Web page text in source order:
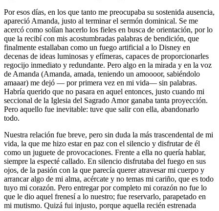
Por esos días, en los que tanto me preocupaba su sostenida ausencia,
apareció Amanda, justo al terminar el sermón dominical. Se me
acercó como solían hacerlo los fieles en busca de orientación, por lo
que la recibí con mis acostumbradas palabras de bendición, que
finalmente estallaban como un fuego artificial a lo Disney en
decenas de ideas luminosas y efímeras, capaces de proporcionarles
regocijo inmediato y redundante. Pero algo en la mirada y en la voz
de Amanda (Amanda, amada, teniendo un amoooor, sabiéndolo
amaaar) me dejó — por primera vez en mi vida— sin palabras.
Habría querido que no pasara en aquel entonces, justo cuando mi
seccional de la Iglesia del Sagrado Amor ganaba tanta proyección.
Pero aquello fue inevitable: tuve que salir con ella, abandonarlo
todo.
Nuestra relación fue breve, pero sin duda la más trascendental de mi
vida, la que me hizo estar en paz con el silencio y disfrutar de él
como un juguete de provocaciones. Frente a ella no quería hablar,
siempre la especté callado. En silencio disfrutaba del fuego en sus
ojos, de la pasión con la que parecía querer atravesar mi cuerpo y
arrancar algo de mi alma, acércate y no temas mi cariño, que es todo
tuyo mi corazón. Pero entregar por completo mi corazón no fue lo
que le dio aquel frenesí a lo nuestro; fue reservarlo, parapetado en
mi mutismo. Quizá fui injusto, porque aquella recién estrenada